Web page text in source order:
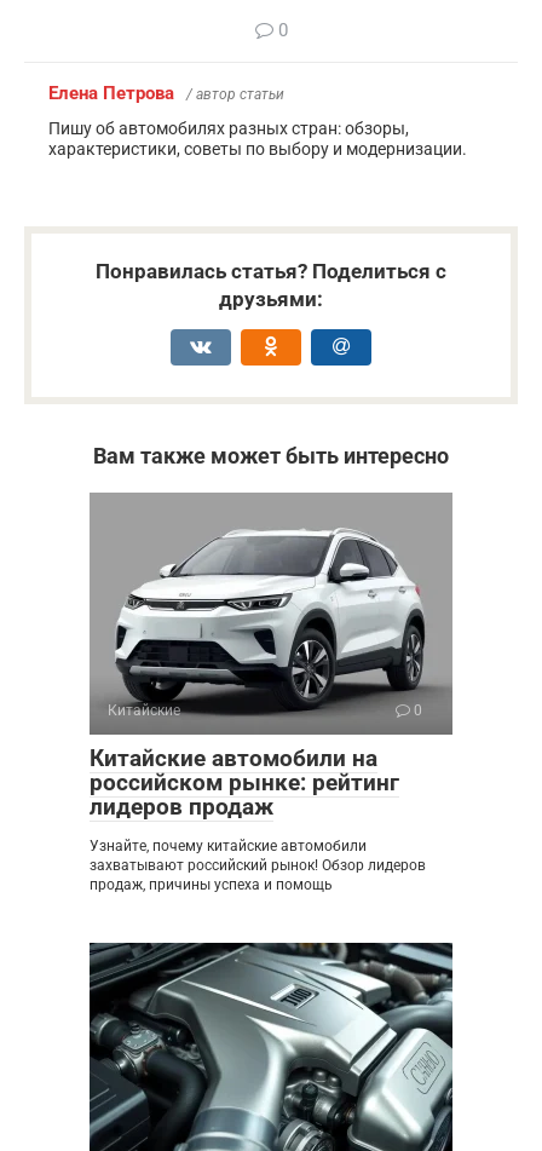
0
Елена Петрова / автор статьи
Пишу об автомобилях разных стран: обзоры,
характеристики, советы по выбору и модернизации.
Понравилась статья? Поделиться с
друзьями:
Вам также может быть интересно
Китайские 0
Китайские автомобили на
российском рынке: рейтинг
лидеров продаж
Узнайте, почему китайские автомобили
захватывают российский рынок! Обзор лидеров
продаж, причины успеха и помощь